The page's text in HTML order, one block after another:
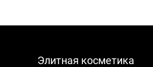
Элитная косметика